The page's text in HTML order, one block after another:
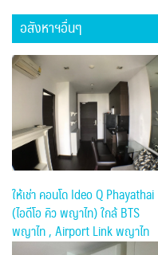
อสังหาฯอื่นๆ
ให้เช่า คอนโด Ideo Q Phayathai
(ไอดีโอ คิว พญาไท) ใกล้ BTS
พญาไท , Airport Link พญาไท